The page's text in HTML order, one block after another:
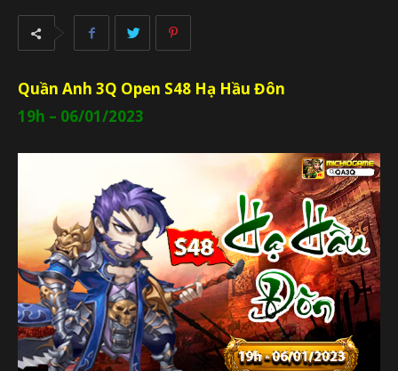
Quần Anh 3Q Open S48 Hạ Hầu Đôn
19h – 06/01/2023